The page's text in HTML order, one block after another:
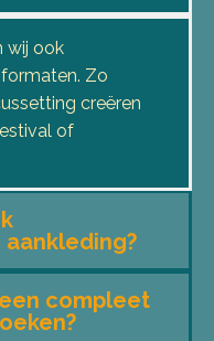
wij ook
Zo
creëren
of
compleet